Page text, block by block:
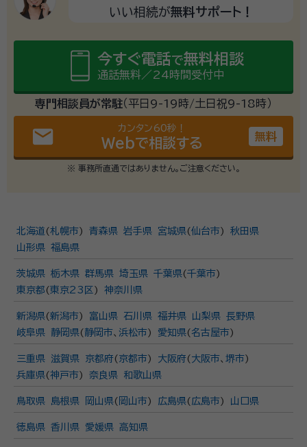
いい相続が無料サポート！
今すぐ電話で無料相談
通話無料／24時間受付中
専門相談員が常駐（平日9-19時/土日祝9-18時）
email カンタン60秒！
Webで相談する 無料
※ 事務所直通ではありません。ご注意ください。
北海道 (札幌市) 青森県 岩手県 宮城県(仙台市)
秋田県
山形県 福島県
茨城県 栃木県 群馬県 埼玉県 千葉県(千葉市)
東京都 ( 東京23区 ) 神奈川県
新潟県(新潟市) 富山県 石川県 福井県 山梨県 長野県
岐阜県
静岡県( 静岡市、 浜松市) 愛知県( 名古屋市)
三重県 滋賀県 京都府( 京都市) 大阪府( 大阪市、 堺市)
兵庫県(神戸市) 奈良県 和歌山県
鳥取県 島根県 岡山県( 岡山市) 広島県( 広島市) 山口県
徳島県 香川県 愛媛県 高知県